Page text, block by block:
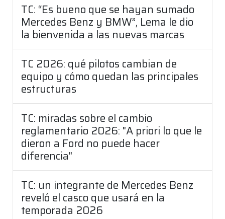
TC: “Es bueno que se hayan sumado
Mercedes Benz y BMW”, Lema le dio
la bienvenida a las nuevas marcas
TC 2026: qué pilotos cambian de
equipo y cómo quedan las principales
estructuras
TC: miradas sobre el cambio
reglamentario 2026: "A priori lo que le
dieron a Ford no puede hacer
diferencia"
TC: un integrante de Mercedes Benz
reveló el casco que usará en la
temporada 2026